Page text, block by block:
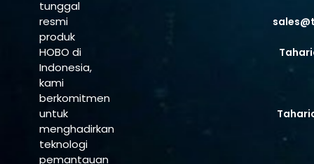
tunggal
resmi
produk
HOBO di
Indonesia,
kami
berkomitmen
untuk
menghadirkan
teknologi
pemantauan